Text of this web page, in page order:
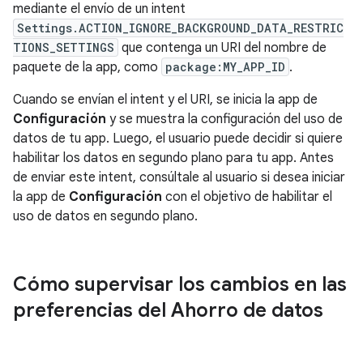
mediante el envío de un intent
Settings.ACTION_IGNORE_BACKGROUND_DATA_RESTRIC
TIONS_SETTINGS que contenga un URI del nombre de
paquete de la app, como package:MY_APP_ID .
Cuando se envían el intent y el URI, se inicia la app de
Configuración y se muestra la configuración del uso de
datos de tu app. Luego, el usuario puede decidir si quiere
habilitar los datos en segundo plano para tu app. Antes
de enviar este intent, consúltale al usuario si desea iniciar
la app de Configuración con el objetivo de habilitar el
uso de datos en segundo plano.
Cómo supervisar los cambios en las
preferencias del Ahorro de datos